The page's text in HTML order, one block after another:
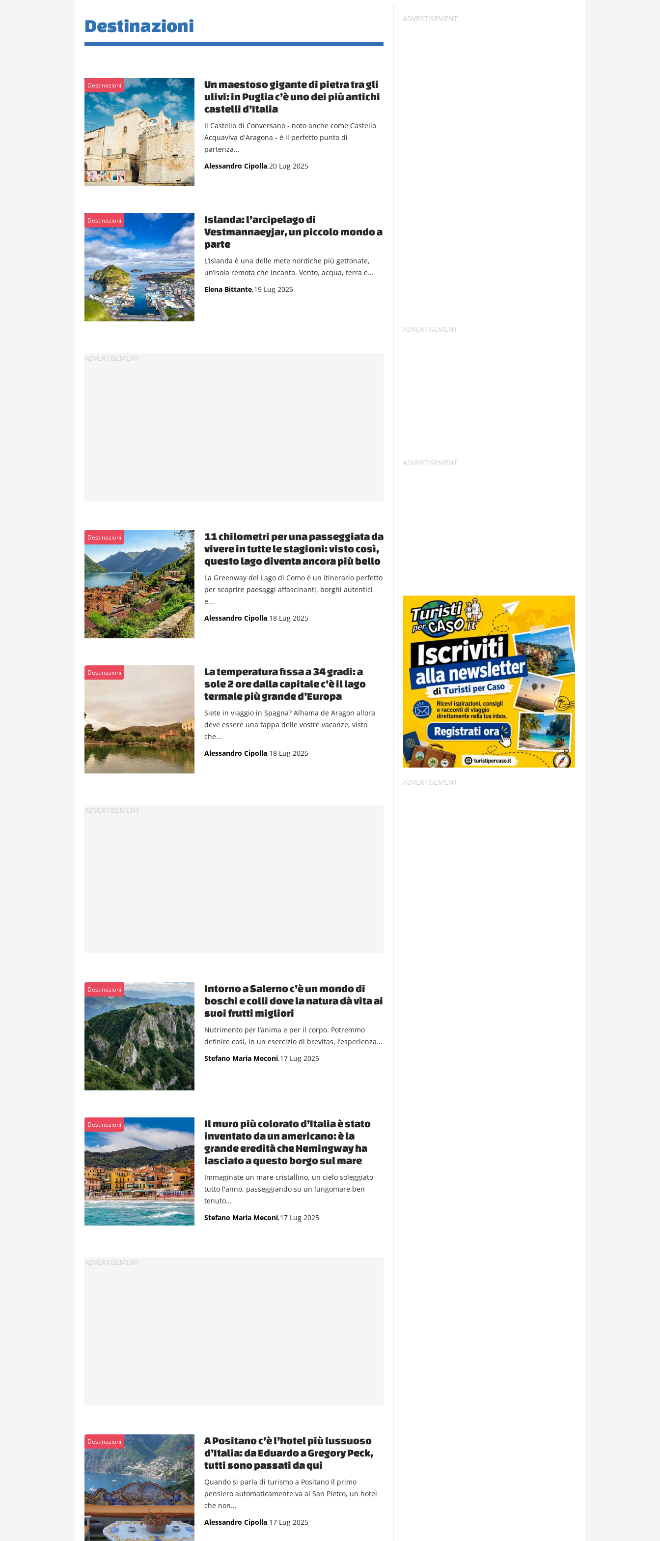
Destinazioni
Destinazioni
Un maestoso gigante di pietra tra gli
ulivi: in Puglia c’è uno dei più antichi
castelli d’Italia
Il Castello di Conversano - noto anche come Castello
Acquaviva d'Aragona - è il perfetto punto di
partenza...
Alessandro Cipolla,20 Lug 2025
Destinazioni
Islanda: l’arcipelago di
Vestmannaeyjar, un piccolo mondo a
parte
L’Islanda è una delle mete nordiche più gettonate,
un’isola remota che incanta. Vento, acqua, terra e...
Elena Bittante,19 Lug 2025
Destinazioni
11 chilometri per una passeggiata da
vivere in tutte le stagioni: visto così,
questo lago diventa ancora più bello
La Greenway del Lago di Como è un itinerario perfetto
per scoprire paesaggi affascinanti, borghi autentici
e...
Alessandro Cipolla,18 Lug 2025
Destinazioni
La temperatura fissa a 34 gradi: a
sole 2 ore dalla capitale c’è il lago
termale più grande d’Europa
Siete in viaggio in Spagna? Alhama de Aragon allora
deve essere una tappa delle vostre vacanze, visto
che...
Alessandro Cipolla,18 Lug 2025
Destinazioni
Intorno a Salerno c’è un mondo di
boschi e colli dove la natura dà vita ai
suoi frutti migliori
Nutrimento per l’anima e per il corpo. Potremmo
definire così, in un esercizio di brevitas, l’esperienza...
Stefano Maria Meconi,17 Lug 2025
Destinazioni
Il muro più colorato d’Italia è stato
inventato da un americano: è la
grande eredità che Hemingway ha
lasciato a questo borgo sul mare
Immaginate un mare cristallino, un cielo soleggiato
tutto l'anno, passeggiando su un lungomare ben
tenuto...
Stefano Maria Meconi,17 Lug 2025
Destinazioni
A Positano c’è l’hotel più lussuoso
d’Italia: da Eduardo a Gregory Peck,
tutti sono passati da qui
Quando si parla di turismo a Positano il primo
pensiero automaticamente va al San Pietro, un hotel
che non...
Alessandro Cipolla,17 Lug 2025